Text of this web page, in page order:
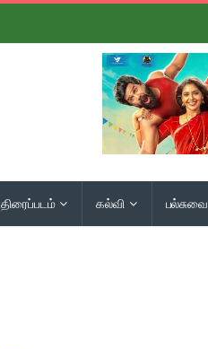
திரைப்படம் கல்வி பல்சுவை